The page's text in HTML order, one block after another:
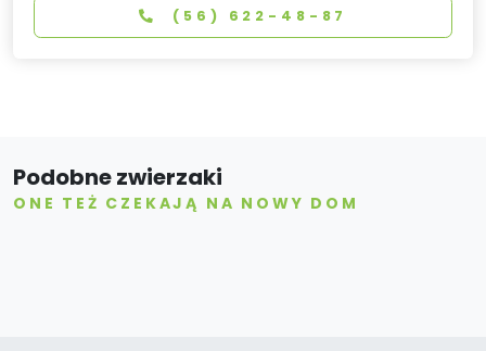
(56) 622-48-87
Podobne zwierzaki
ONE TEŻ CZEKAJĄ NA NOWY DOM